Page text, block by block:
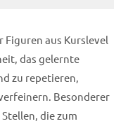
Figuren aus Kurslevel
das gelernte
zu repetieren,
Besonderer
die zum